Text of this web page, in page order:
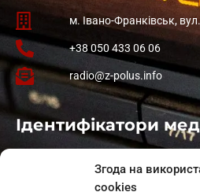
Згода на
cookies
м. Івано-Франківськ,
+38 050 433 06 06
radio@z-polus.info
Ідентифікатори
: L11-01410